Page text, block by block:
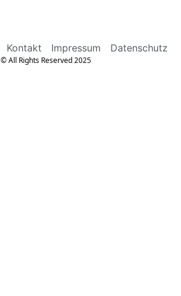
Kontakt Impressum Datenschutz
© All Rights Reserved 2025